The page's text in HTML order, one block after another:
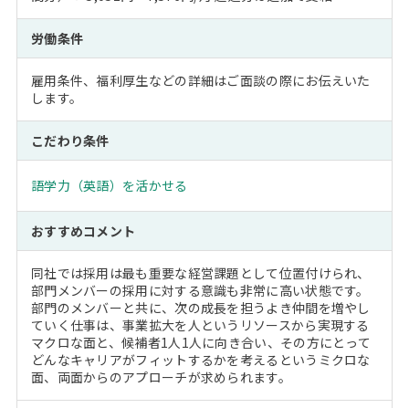
労働条件
雇用条件、福利厚生などの詳細はご面談の際にお伝えいた
します。
こだわり条件
語学力（英語）を活かせる
おすすめコメント
同社では採用は最も重要な経営課題として位置付けられ、
部門メンバーの採用に対する意識も非常に高い状態です。
部門のメンバーと共に、次の成長を担うよき仲間を増やし
ていく仕事は、事業拡大を人というリソースから実現する
マクロな面と、候補者1人1人に向き合い、その方にとって
どんなキャリアがフィットするかを考えるというミクロな
面、両面からのアプローチが求められます。